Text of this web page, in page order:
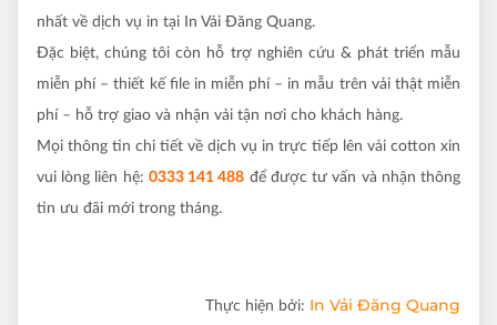
nhất về dịch vụ in tại In Vải Đăng Quang.
Đặc biệt, chúng tôi còn hỗ trợ nghiên cứu & phát triển mẫu
miễn phí – thiết kế file in miễn phí – in mẫu trên vải thật miễn
phí – hỗ trợ giao và nhận vải tận nơi cho khách hàng.
Mọi thông tin chi tiết về dịch vụ in trực tiếp lên vải cotton xin
vui lòng liên hệ: 0333 141 488 để được tư vấn và nhận thông
tin ưu đãi mới trong tháng.
Thực hiện bởi: In Vải Đăng Quang